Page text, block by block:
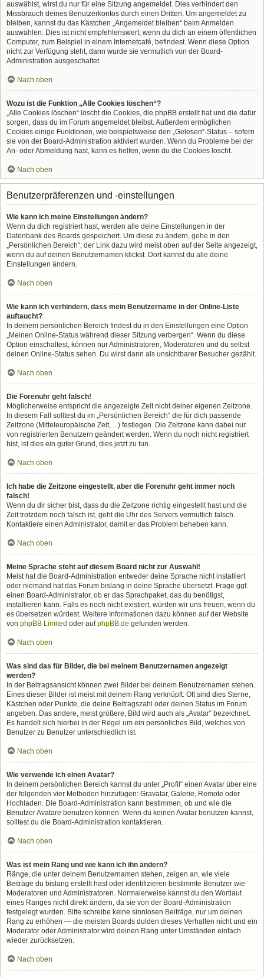
auswählst, wirst du nur für eine Sitzung angemeldet. Dies verhindert den
Missbrauch deines Benutzerkontos durch einen Dritten. Um angemeldet zu
bleiben, kannst du das Kästchen „Angemeldet bleiben“ beim Anmelden
auswählen. Dies ist nicht empfehlenswert, wenn du dich an einem öffentlichen
Computer, zum Beispiel in einem Internetcafé, befindest. Wenn diese Option
nicht zur Verfügung steht, dann wurde sie vermutlich von der Board-
Administration ausgeschaltet.
Nach oben
Wozu ist die Funktion „Alle Cookies löschen“?
„Alle Cookies löschen“ löscht die Cookies, die phpBB erstellt hat und die dafür
sorgen, dass du im Forum angemeldet bleibst. Außerdem ermöglichen
Cookies einige Funktionen, wie beispielsweise den „Gelesen“-Status – sofern
sie von der Board-Administration aktiviert wurden. Wenn du Probleme bei der
An- oder Abmeldung hast, kann es helfen, wenn du die Cookies löscht.
Nach oben
Benutzerpräferenzen und -einstellungen
Wie kann ich meine Einstellungen ändern?
Wenn du dich registriert hast, werden alle deine Einstellungen in der
Datenbank des Boards gespeichert. Um diese zu ändern, gehe in den
„Persönlichen Bereich“; der Link dazu wird meist oben auf der Seite angezeigt,
wenn du auf deinen Benutzernamen klickst. Dort kannst du alle deine
Einstellungen ändern.
Nach oben
Wie kann ich verhindern, dass mein Benutzername in der Online-Liste
auftaucht?
In deinem persönlichen Bereich findest du in den Einstellungen eine Option
„Meinen Online-Status während dieser Sitzung verbergen“. Wenn du diese
Option einschaltest, können nur Administratoren, Moderatoren und du selbst
deinen Online-Status sehen. Du wirst dann als unsichtbarer Besucher gezählt.
Nach oben
Die Forenuhr geht falsch!
Möglicherweise entspricht die angezeigte Zeit nicht deiner eigenen Zeitzone.
In diesem Fall solltest du im „Persönlichen Bereich“ die für dich passende
Zeitzone (Mitteleuropäische Zeit, ...) festlegen. Die Zeitzone kann dabei nur
von registrierten Benutzern geändert werden. Wenn du noch nicht registriert
bist, ist dies ein guter Grund, dies jetzt zu tun.
Nach oben
Ich habe die Zeitzone eingestellt, aber die Forenuhr geht immer noch
falsch!
Wenn du dir sicher bist, dass du die Zeitzone richtig eingestellt hast und die
Zeit trotzdem noch falsch ist, geht die Uhr des Servers vermutlich falsch.
Kontaktiere einen Administrator, damit er das Problem beheben kann.
Nach oben
Meine Sprache steht auf diesem Board nicht zur Auswahl!
Meist hat die Board-Administration entweder deine Sprache nicht installiert
oder niemand hat das Forum bislang in deine Sprache übersetzt. Frage ggf.
einen Board-Administrator, ob er das Sprachpaket, das du benötigst,
installieren kann. Falls es noch nicht existiert, würden wir uns freuen, wenn du
es übersetzen würdest. Weitere Informationen dazu können auf der Website
von phpBB Limited oder aufphpBB.de gefunden werden.
Nach oben
Was sind das für Bilder, die bei meinem Benutzernamen angezeigt
werden?
In der Beitragsansicht können zwei Bilder bei deinem Benutzernamen stehen.
Eines dieser Bilder ist meist mit deinem Rang verknüpft: Oft sind dies Sterne,
Kästchen oder Punkte, die deine Beitragszahl oder deinen Status im Forum
angeben. Das andere, meist größere, Bild wird auch als „Avatar“ bezeichnet.
Es handelt sich hierbei in der Regel um ein persönliches Bild, welches von
Benutzer zu Benutzer unterschiedlich ist.
Nach oben
Wie verwende ich einen Avatar?
In deinem persönlichen Bereich kannst du unter „Profil“ einen Avatar über eine
der folgenden vier Methoden hinzufügen: Gravatar, Galerie, Remote oder
Hochladen. Die Board-Administration kann bestimmen, ob und wie die
Benutzer Avatare benutzen können. Wenn du keinen Avatar benutzen kannst,
solltest du die Board-Administration kontaktieren.
Nach oben
Was ist mein Rang und wie kann ich ihn ändern?
Ränge, die unter deinem Benutzernamen stehen, zeigen an, wie viele
Beiträge du bislang erstellt hast oder identifizieren bestimmte Benutzer wie
Moderatoren und Administratoren. Normalerweise kannst du den Wortlaut
eines Ranges nicht direkt ändern, da sie von der Board-Administration
festgelegt wurden. Bitte schreibe keine sinnlosen Beiträge, nur um deinen
Rang zu erhöhen — die meisten Boards dulden dieses Verhalten nicht und ein
Moderator oder Administrator wird deinen Rang unter Umständen einfach
wieder zurücksetzen.
Nach oben